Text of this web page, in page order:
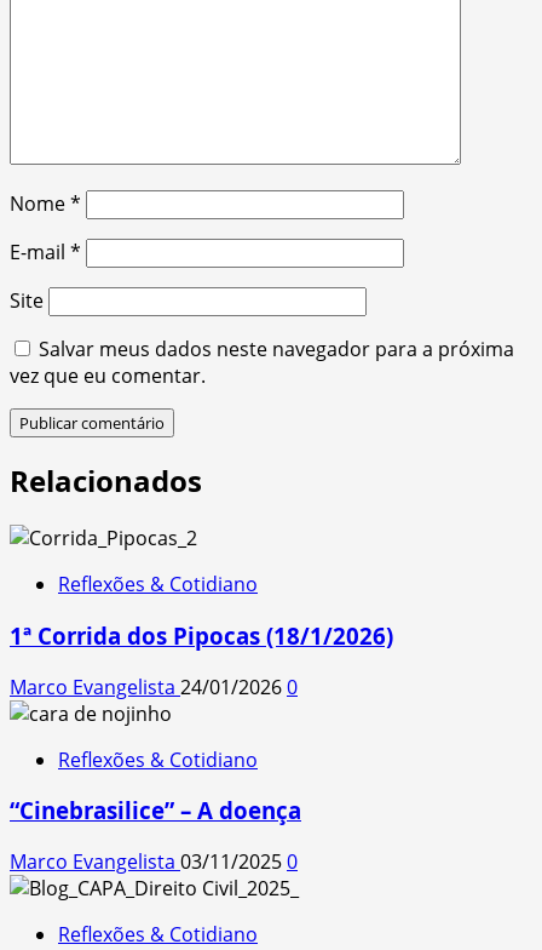
Nome*
E-mail *
Site
Salvar meus dados neste navegador para a próxima
vez que eu comentar.
Relacionados
Reflexões & Cotidiano
1ª Corrida dos Pipocas (18/1/2026)
Marco Evangelista 24/01/20260
Reflexões & Cotidiano
“Cinebrasilice” – A doença
Marco Evangelista 03/11/20250
Reflexões & Cotidiano